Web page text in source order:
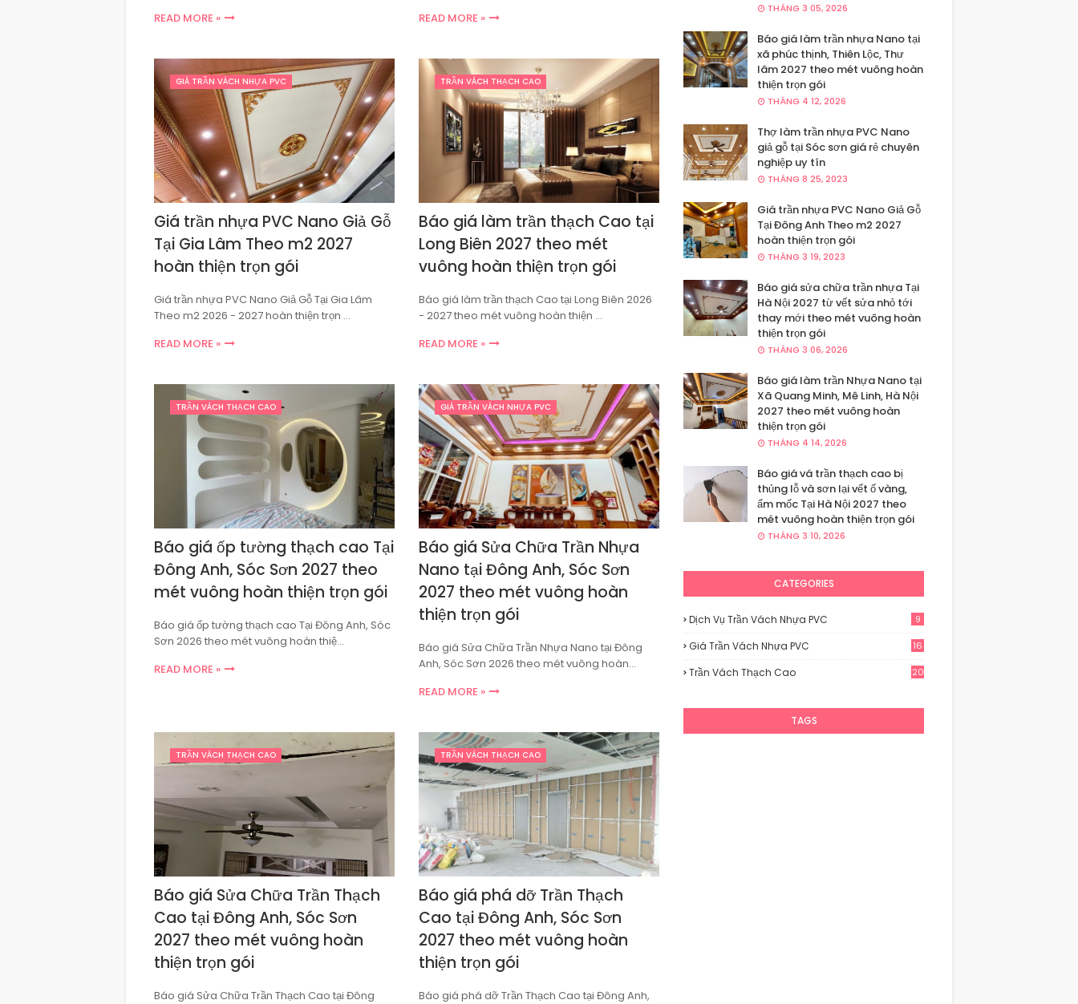
READ MORE »
READ MORE »
GIÁ TRẦN VÁCH NHỰA PVC
Giá trần nhựa PVC Nano Giả Gỗ
Tại Gia Lâm Theo m2 2027
hoàn thiện trọn gói
Giá trần nhựa PVC Nano Giả Gỗ Tại Gia Lâm
Theo m2 2026 - 2027 hoàn thiện trọn …
READ MORE »
TRẦN VÁCH THẠCH CAO
Báo giá làm trần thạch Cao tại
Long Biên 2027 theo mét
vuông hoàn thiện trọn gói
Báo giá làm trần thạch Cao tại Long Biên 2026
- 2027 theo mét vuông hoàn thiện …
READ MORE »
TRẦN VÁCH THẠCH CAO
Báo giá ốp tường thạch cao Tại
Đông Anh, Sóc Sơn 2027 theo
mét vuông hoàn thiện trọn gói
Báo giá ốp tường thạch cao Tại Đông Anh, Sóc
Sơn 2026 theo mét vuông hoàn thiệ…
READ MORE »
GIÁ TRẦN VÁCH NHỰA PVC
Báo giá Sửa Chữa Trần Nhựa
Nano tại Đông Anh, Sóc Sơn
2027 theo mét vuông hoàn
thiện trọn gói
Báo giá Sửa Chữa Trần Nhựa Nano tại Đông
Anh, Sóc Sơn 2026 theo mét vuông hoàn…
READ MORE »
TRẦN VÁCH THẠCH CAO
Báo giá Sửa Chữa Trần Thạch
Cao tại Đông Anh, Sóc Sơn
2027 theo mét vuông hoàn
thiện trọn gói
Báo giá Sửa Chữa Trần Thạch Cao tại Đông
TRẦN VÁCH THẠCH CAO
Báo giá phá dỡ Trần Thạch
Cao tại Đông Anh, Sóc Sơn
2027 theo mét vuông hoàn
thiện trọn gói
Báo giá phá dỡ Trần Thạch Cao tại Đông Anh,
THÁNG 3 05, 2026
Báo giá làm trần nhựa Nano tại
xã phúc thịnh, Thiên Lộc, Thư
lâm 2027 theo mét vuông hoàn
thiện trọn gói
THÁNG 4 12, 2026
Thợ làm trần nhựa PVC Nano
giả gỗ tại Sóc sơn giá rẻ chuyên
nghiệp uy tín
THÁNG 8 25, 2023
Giá trần nhựa PVC Nano Giả Gỗ
Tại Đông Anh Theo m2 2027
hoàn thiện trọn gói
THÁNG 3 19, 2023
Báo giá sửa chữa trần nhựa Tại
Hà Nội 2027 từ vết sửa nhỏ tới
thay mới theo mét vuông hoàn
thiện trọn gói
THÁNG 3 06, 2026
Báo giá làm trần Nhựa Nano tại
Xã Quang Minh, Mê Linh, Hà Nội
2027 theo mét vuông hoàn
thiện trọn gói
THÁNG 4 14, 2026
Báo giá vá trần thạch cao bị
thủng lỗ và sơn lại vết ố vàng,
ẩm mốc Tại Hà Nội 2027 theo
mét vuông hoàn thiện trọn gói
THÁNG 3 10, 2026
CATEGORIES
Dịch Vụ Trần Vách Nhựa PVC 9
Giá Trần Vách Nhựa PVC 16
Trần Vách Thạch Cao 20
TAGS